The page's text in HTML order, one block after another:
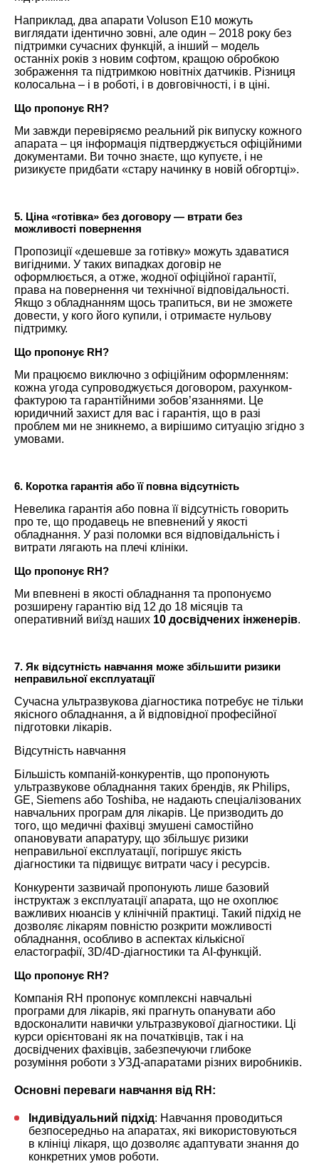
Наприклад, два апарати Voluson E10 можуть
виглядати ідентично зовні, але один – 2018 року без
підтримки сучасних функцій, а інший – модель
останніх років з новим софтом, кращою обробкою
зображення та підтримкою новітніх датчиків. Різниця
колосальна – і в роботі, і в довговічності, і в ціні.
Що пропонує RH?
Ми завжди перевіряємо реальний рік випуску кожного
апарата – ця інформація підтверджується офіційними
документами. Ви точно знаєте, що купуєте, і не
ризикуєте придбати «стару начинку в новій обгортці».
5. Ціна «готівка» без договору — втрати без
можливості повернення
Пропозиції «дешевше за готівку» можуть здаватися
вигідними. У таких випадках договір не
оформлюється, а отже, жодної офіційної гарантії,
права на повернення чи технічної відповідальності.
Якщо з обладнанням щось трапиться, ви не зможете
довести, у кого його купили, і отримаєте нульову
підтримку.
Що пропонує RH?
Ми працюємо виключно з офіційним оформленням:
кожна угода супроводжується договором, рахунком-
фактурою та гарантійними зобов’язаннями. Це
юридичний захист для вас і гарантія, що в разі
проблем ми не зникнемо, а вирішимо ситуацію згідно з
умовами.
6. Коротка гарантія або її повна відсутність
Невелика гарантія або повна її відсутність говорить
про те, що продавець не впевнений у якості
обладнання. У разі поломки вся відповідальність і
витрати лягають на плечі клініки.
Що пропонує RH?
Ми впевнені в якості обладнання та пропонуємо
розширену гарантію від 12 до 18 місяців та
оперативний виїзд наших 10 досвідчених інженерів.
7. Як відсутність навчання може збільшити ризики
неправильної експлуатації
Сучасна ультразвукова діагностика потребує не тільки
якісного обладнання, а й відповідної професійної
підготовки лікарів.
Відсутність навчання
Більшість компаній-конкурентів, що пропонують
ультразвукове обладнання таких брендів, як Philips,
GE, Siemens або Toshiba, не надають спеціалізованих
навчальних програм для лікарів. Це призводить до
того, що медичні фахівці змушені самостійно
опановувати апаратуру, що збільшує ризики
неправильної експлуатації, погіршує якість
діагностики та підвищує витрати часу і ресурсів.
Конкуренти зазвичай пропонують лише базовий
інструктаж з експлуатації апарата, що не охоплює
важливих нюансів у клінічній практиці. Такий підхід не
дозволяє лікарям повністю розкрити можливості
обладнання, особливо в аспектах кількісної
еластографії, 3D/4D-діагностики та AI-функцій.
Що пропонує RH?
Компанія RH пропонує комплексні навчальні
програми для лікарів, які прагнуть опанувати або
вдосконалити навички ультразвукової діагностики. Ці
курси орієнтовані як на початківців, так і на
досвідчених фахівців, забезпечуючи глибоке
розуміння роботи з УЗД-апаратами різних виробників.
Основні переваги навчання від RH:
Індивідуальний підхід: Навчання проводиться
безпосередньо на апаратах, які використовуються
в клініці лікаря, що дозволяє адаптувати знання до
конкретних умов роботи.